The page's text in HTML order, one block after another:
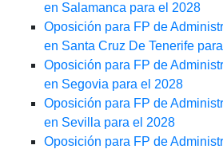
en Salamanca para el 2028
Oposición para FP de
en Santa Cruz De Tenerife
Oposición para FP de
en Segovia para el 2028
Oposición para FP de
en Sevilla para el 2028
Oposición para FP de